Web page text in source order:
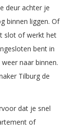
deur achter je
binnen liggen. Of
slot of werkt het
bent in
naar binnen.
Tilburg de
dat je snel
of